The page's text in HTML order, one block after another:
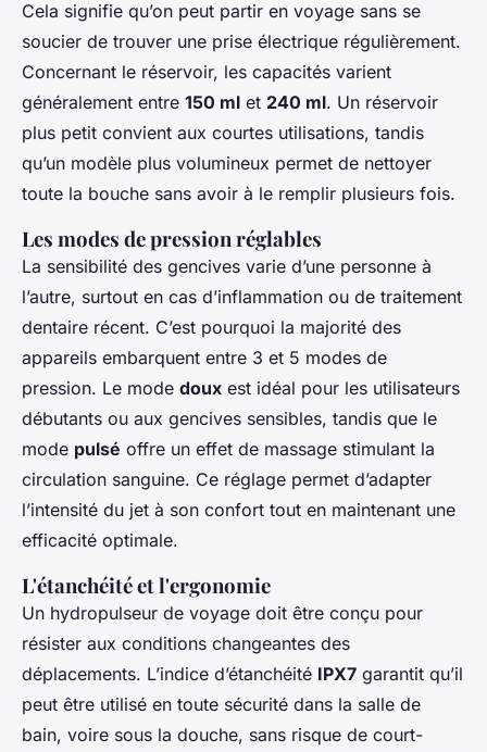
Cela signifie qu’on peut partir en voyage sans se
soucier de trouver une prise électrique régulièrement.
Concernant le réservoir, les capacités varient
généralement entre 150 ml et 240 ml. Un réservoir
plus petit convient aux courtes utilisations, tandis
qu’un modèle plus volumineux permet de nettoyer
toute la bouche sans avoir à le remplir plusieurs fois.
Les modes de pression réglables
La sensibilité des gencives varie d’une personne à
l’autre, surtout en cas d’inflammation ou de traitement
dentaire récent. C’est pourquoi la majorité des
appareils embarquent entre 3 et 5 modes de
pression. Le mode doux est idéal pour les utilisateurs
débutants ou aux gencives sensibles, tandis que le
mode pulsé offre un effet de massage stimulant la
circulation sanguine. Ce réglage permet d’adapter
l’intensité du jet à son confort tout en maintenant une
efficacité optimale.
L'étanchéité et l'ergonomie
Un hydropulseur de voyage doit être conçu pour
résister aux conditions changeantes des
déplacements. L’indice d’étanchéité IPX7 garantit qu’il
peut être utilisé en toute sécurité dans la salle de
bain, voire sous la douche, sans risque de court-